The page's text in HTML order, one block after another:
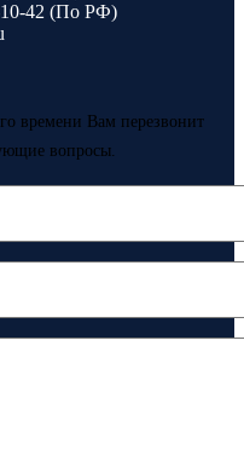
10-42 (По РФ)
времени Вам перезвонит
вопросы.